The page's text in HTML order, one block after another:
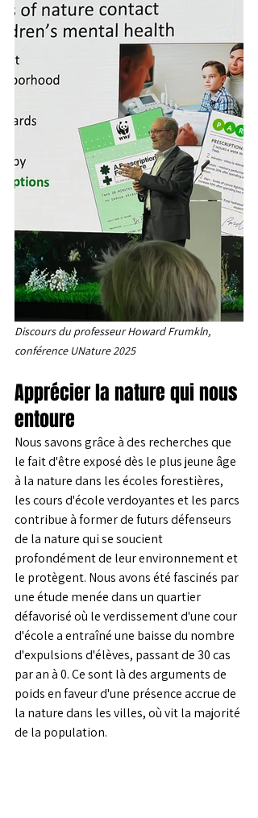
Discours du professeur Howard Frumkln,
conférence UNature 2025
Apprécier la nature qui nous
entoure
Nous savons grâce à des recherches que
le fait d'être exposé dès le plus jeune âge
à la nature dans les écoles forestières,
les cours d'école verdoyantes et les parcs
contribue à former de futurs défenseurs
de la nature qui se soucient
profondément de leur environnement et
le protègent. Nous avons été fascinés par
une étude menée dans un quartier
défavorisé où le verdissement d'une cour
d'école a entraîné une baisse du nombre
d'expulsions d'élèves, passant de 30 cas
par an à 0. Ce sont là des arguments de
poids en faveur d'une présence accrue de
la nature dans les villes, où vit la majorité
de la population.